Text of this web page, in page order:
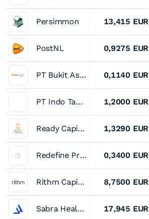
Persimmon 13,415 EUR
PostNL 0,9275 EUR
PT Bukit Asam 0,1140 EUR
PT Indo Tambangraya Megah 1,2000 EUR
Ready Capital Corporation 1,3290 EUR
Redefine Properties 0,3400 EUR
Rithm Capital 8,7500 EUR
Sabra Health Care REIT 17,945 EUR